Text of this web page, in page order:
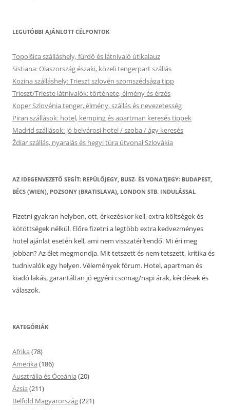
LEGUTÓBBI AJÁNLOTT CÉLPONTOK
Topolšica szálláshely, fürdő és látnivaló útikalauz
Sistiana: Olaszország északi, közeli tengerpart szállás
Kozina szálláshely: Trieszt szlovén szomszédsága tipp
Trieszt/Trieste látnivalók: története, élmény és érzés
Koper Szlovénia tenger, élmény, szállás és nevezetesség
Piran szállások: hotel, kemping és apartman keresés tippek
Madrid szállások: jó belvárosi hotel / szoba / ágy keresés
Ždiar szállás, nyaralás és hegyi túra útvonal Szlovákia
AZ IDEGENVEZETŐ SEGÍT: REPÜLŐJEGY, BUSZ- ÉS VONATJEGY: BUDAPEST,
BÉCS (WIEN), POZSONY (BRATISLAVA), LONDON STB. INDULÁSSAL
Fizetni gyakran helyben, ott, érkezéskor kell, extra költségek és
kötöttségek nélkül. Előre fizetni a legtöbb extra kedvezményes
hotel ajánlat esetén kell, ami nem visszatérítendő. Mi éri meg
jobban? Az élet megmondja. Mit tetszett és nem tetszett, kritika és
tudnivalók egy helyen. Vélemények fórum. Hotel, apartman és
kiadó lakás, garantáltan jó egyéni csomag/napi árak, kérdések és
válaszok.
KATEGÓRIÁK
Afrika (78)
Amerika (186)
Ausztrália és Óceánia (20)
Ázsia (211)
Belföld Magyarország(221)